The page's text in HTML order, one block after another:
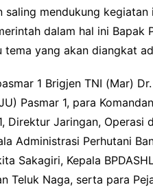
saling mendukung
dalam hal ini
tema yang akan diangkat
1 Brigjen TNI (Mar)
Pasmar 1, para
Direktur Jaringan, Operasi
Administrasi Perhutani
Sakagiri, Kepala
Teluk Naga, serta para